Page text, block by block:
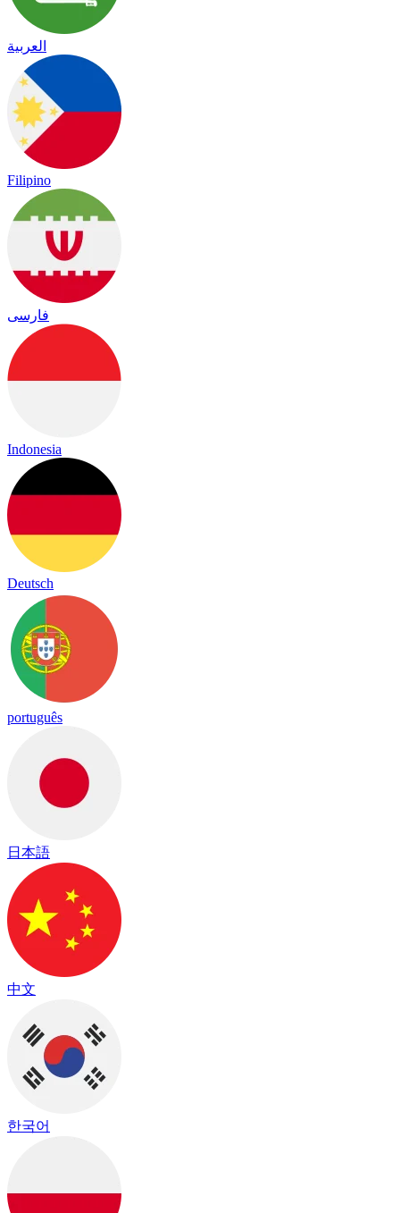
العربية
Filipino
فارسی
Indonesia
Deutsch
português
日本語
中文
한국어